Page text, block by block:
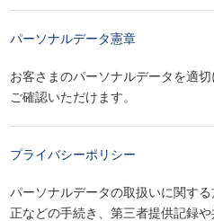
パーソナルデータ憲章
お客さまのパーソナルデータを適
ご確認いただけます。
プライバシーポリシー
パーソナルデータの取扱いに関す
正などの手続き、第三者提供記録